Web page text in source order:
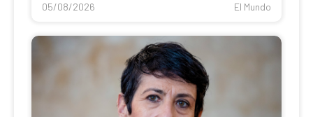
05/08/2026 El Mundo